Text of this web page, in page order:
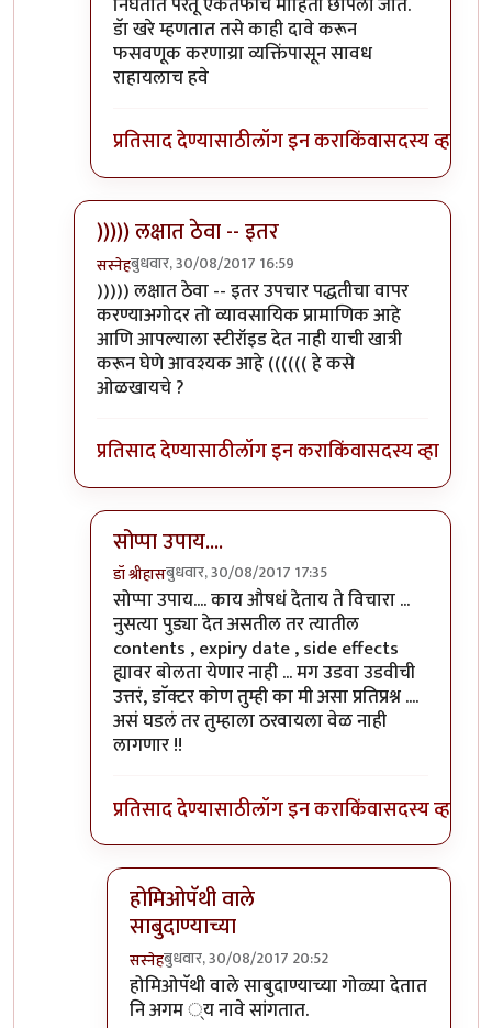
डॅा खरे म्हणतात तसे काही दावे करून
फसवणूक करणाय्रा व्यक्तिंपासून सावध
राहायलाच हवे
प्रतिसाद देण्यासाठीलॉग इन कराकिंवासदस्य व्हा
))))) लक्षात ठेवा -- इतर
सस्नेहबुधवार, 30/08/2017 16:59
In reply toप्रत्येक वैद्यकशाखा काहीbyसुबोध खरे
))))) लक्षात ठेवा -- इतर उपचार पद्धतीचा वापर
करण्याअगोदर तो व्यावसायिक प्रामाणिक आहे
आणि आपल्याला स्टीरॉइड देत नाही याची खात्री
करून घेणे आवश्यक आहे (((((( हे कसे
ओळखायचे ?
प्रतिसाद देण्यासाठीलॉग इन कराकिंवासदस्य व्हा
सोप्पा उपाय....
डॉ श्रीहासबुधवार, 30/08/2017 17:35
In reply to))))) लक्षात ठेवा -- इतरbyसस्नेह
सोप्पा उपाय.... काय औषधं देताय ते विचारा ...
नुसत्या पुड्या देत असतील तर त्यातील
contents , expiry date , side effects
ह्यावर बोलता येणार नाही ... मग उडवा उडवीची
उत्तरं, डाॅक्टर कोण तुम्ही का मी असा प्रतिप्रश्न ....
असं घडलं तर तुम्हाला ठरवायला वेळ नाही
लागणार !!
प्रतिसाद देण्यासाठीलॉग इन कराकिंवासदस्य व्हा
होमिओपॅथी वाले
साबुदाण्याच्या
सस्नेहबुधवार, 30/08/2017 20:52
In reply toसोप्पा उपाय....byडॉ श्रीहास
होमिओपॅथी वाले साबुदाण्याच्या गोळ्या देतात
नि अगम ्य नावे सांगतात.